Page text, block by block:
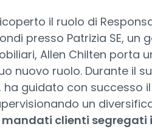
il ruolo di
presso Patrizia SE, un
Allen Chilten porta
nuovo ruolo. Durante il
ha guidato con successo
un
clienti segregati